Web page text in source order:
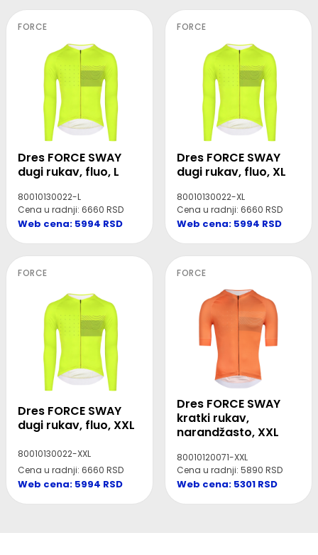
FORCE
Dres FORCE SWAY
dugi rukav, fluo, L
80010130022-L
Cena u radnji: 6660 RSD
Web cena: 5994 RSD
FORCE
Dres FORCE SWAY
dugi rukav, fluo, XL
80010130022-XL
Cena u radnji: 6660 RSD
Web cena: 5994 RSD
FORCE
Dres FORCE SWAY
dugi rukav, fluo, XXL
80010130022-XXL
Cena u radnji: 6660 RSD
Web cena: 5994 RSD
FORCE
Dres FORCE SWAY
kratki rukav,
narandžasto, XXL
80010120071-XXL
Cena u radnji: 5890 RSD
Web cena: 5301 RSD